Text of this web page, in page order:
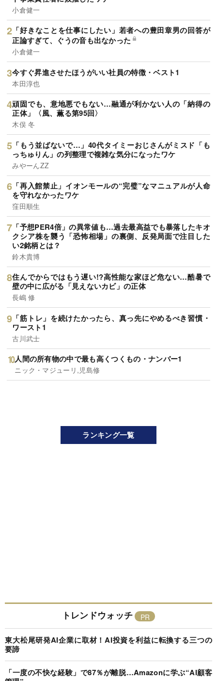
小倉健一
「好きなことを仕事にしたい」若者への豊田章男の回答が
正論すぎて、ぐうの音も出なかった
小倉健一
今すぐ昇進させたほうがいい社員の特徴・ベスト1
本田淳也
頑固でも、意地悪でもない…融通が利かない人の「納得の
正体」〈風、薫る第95回〉
木俣 冬
「もう並ばないで…」40代タイミーおじさんがミスド「も
っちゅりん」の列整理で複雑な気分になったワケ
みやーんZZ
「再入館禁止」イオンモールの“完璧”なマニュアルが人命
を守れなかったワケ
窪田順生
「予想PER4倍」の異常値も…過去最高益でも暴落したキオ
クシア株を襲う「恐怖相場」の裏側、反発局面で注目した
い2銘柄とは？
鈴木貴博
住んでからではもう遅い!?高性能な家ほど危ない…酷暑で
壁の中に広がる「見えないカビ」の正体
長嶋 修
「筋トレ」を続けたかったら、真っ先にやめるべき習慣・
ワースト1
古川武士
人間の所有物の中で最も高くつくもの・ナンバー1
ニック・マジューリ,児島修
ランキング一覧
トレンドウォッチ
東大松尾研発AI企業に取材！AI投資を利益に転換する三つの
要諦
「一度の不快な経験」で87％が離脱…Amazonに学ぶ“AI顧客